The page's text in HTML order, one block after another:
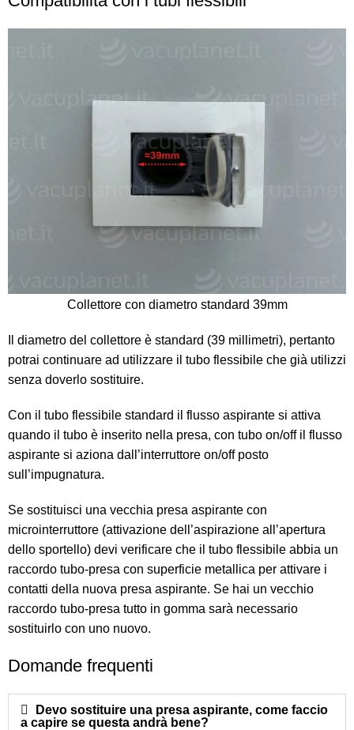
Collettore con diametro standard 39mm
Il diametro del collettore è standard (39 millimetri), pertanto
potrai continuare ad utilizzare il tubo flessibile che già utilizzi
senza doverlo sostituire.
Con il tubo flessibile standard il flusso aspirante si attiva
quando il tubo è inserito nella presa, con tubo on/off il flusso
aspirante si aziona dall’interruttore on/off posto
sull’impugnatura.
Se sostituisci una vecchia presa aspirante con
microinterruttore (attivazione dell’aspirazione all’apertura
dello sportello) devi verificare che il tubo flessibile abbia un
raccordo tubo-presa con superficie metallica per attivare i
contatti della nuova presa aspirante. Se hai un vecchio
raccordo tubo-presa tutto in gomma sarà necessario
sostituirlo con uno nuovo.
Domande frequenti
Devo sostituire una presa aspirante, come faccio
a capire se questa andrà bene?